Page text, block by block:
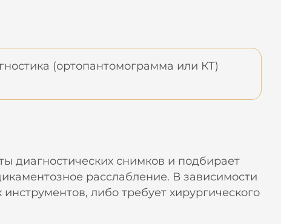
(ортопантомограмма или КТ)
диагностических снимков и подбирает
расслабление. В зависимости
либо требует хирургического